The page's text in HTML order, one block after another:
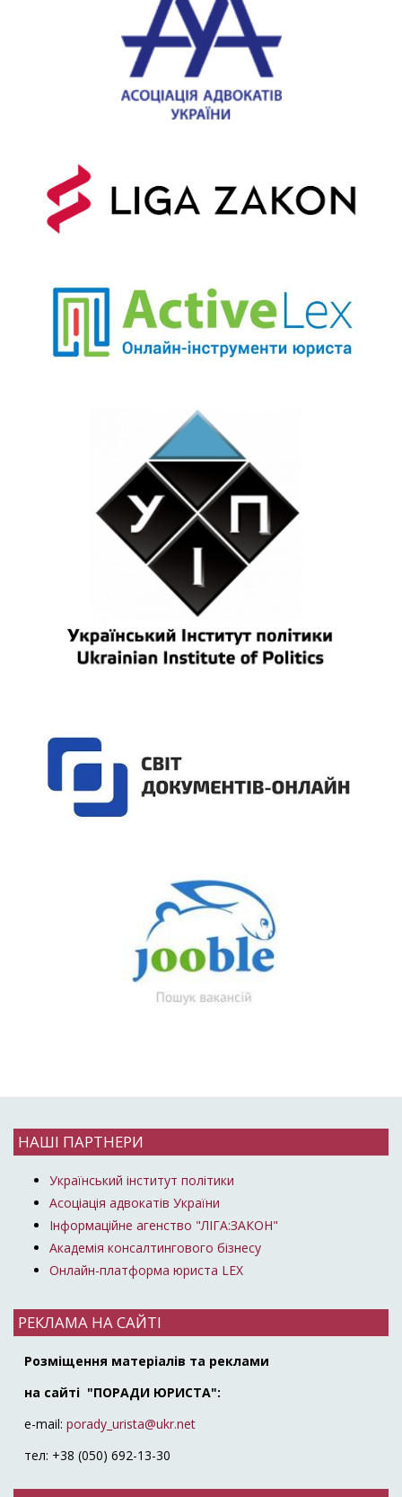
НАШІ ПАРТНЕРИ
Український інститут політики
Асоціація адвокатів України
Інформаційне агенство "ЛІГА:ЗАКОН"
Академія консалтингового бізнесу
Онлайн-платформа юриста LEX
РЕКЛАМА НА САЙТІ
Розміщення матеріалів та реклами
на сайті "ПОРАДИ ЮРИСТА":
e-mail: porady_urista@ukr.net
тел: +38 (050) 692-13-30